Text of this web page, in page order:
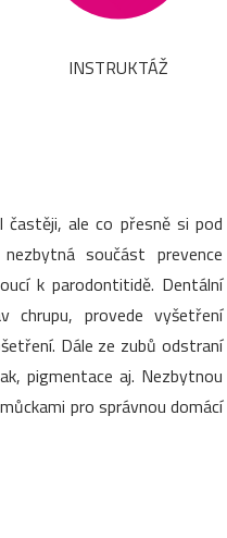
INSTRUKTÁŽ
ale co přesně si pod
součást prevence
k parodontitidě. Dentální
chrupu, provede vyšetření
Dále ze zubů odstraní
pigmentace aj. Nezbytnou
pro správnou domácí